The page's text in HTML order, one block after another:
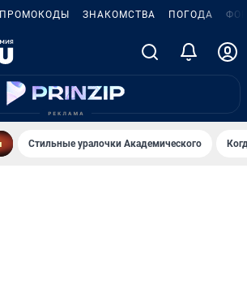
ПРОМОКОДЫ ЗНАКОМСТВА ПОГОДА
Стильные уралочки Академического